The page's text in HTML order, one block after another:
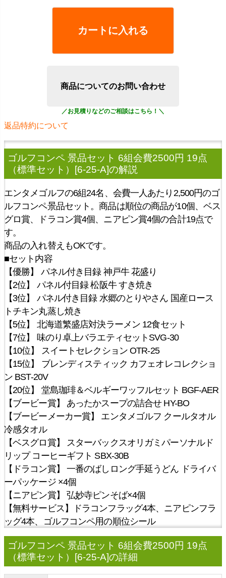
カートに入れる
商品についてのお問い合わせ
返品特約について
ゴルフコンペ 景品セット 6組会費2500円 19点
（標準セット）[6-25-A]の解説
エンタメゴルフの6組24名、会費一人あたり2,500円のゴ
ルフコンペ景品セット。商品は順位の商品が10個、ベス
グロ賞、ドラコン賞4個、ニアピン賞4個の合計19点で
す。
商品の入れ替えもOKです。
■セット内容
【優勝】 パネル付き目録 神戸牛 花盛り
【2位】 パネル付目録 松阪牛 すき焼き
【3位】 パネル付き目録 水郷のとりやさん 国産ロース
トチキン丸蒸し焼き
【5位】 北海道繁盛店対決ラーメン 12食セット
【7位】 味のり卓上バラエティセットSVG-30
【10位】 スイートセレクション OTR-25
【15位】 ブレンディスティック カフェオレコレクショ
ン BST-20V
【20位】 堂島珈琲＆ベルギーワッフルセット BGF-AER
【ブービー賞】 あったかスープの詰合せ HY-BO
【ブービーメーカー賞】 エンタメゴルフ クールタオル
冷感タオル
【ベスグロ賞】 スターバックスオリガミパーソナルド
リップ コーヒーギフト SBX-30B
【ドラコン賞】 一番のばしロング手延うどん ドライバ
ーパッケージ ×4個
【ニアピン賞】 弘妙寺ピンそば×4個
【無料サービス】ドラコンフラッグ4本、ニアピンフラ
ッグ4本、ゴルフコンペ用の順位シール
ゴルフコンペ 景品セット 6組会費2500円 19点
（標準セット）[6-25-A]の詳細